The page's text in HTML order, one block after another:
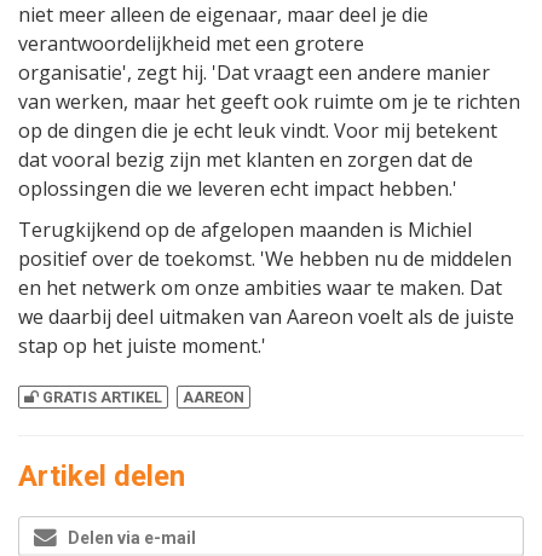
niet meer alleen de eigenaar, maar deel je die
verantwoordelijkheid met een grotere
organisatie', zegt hij. 'Dat vraagt een andere manier
van werken, maar het geeft ook ruimte om je te richten
op de dingen die je echt leuk vindt. Voor mij betekent
dat vooral bezig zijn met klanten en zorgen dat de
oplossingen die we leveren echt impact hebben.'
Terugkijkend op de afgelopen maanden is Michiel
positief over de toekomst. 'We hebben nu de middelen
en het netwerk om onze ambities waar te maken. Dat
we daarbij deel uitmaken van Aareon voelt als de juiste
stap op het juiste moment.'
GRATIS ARTIKEL AAREON
Artikel delen
Delen via e-mail